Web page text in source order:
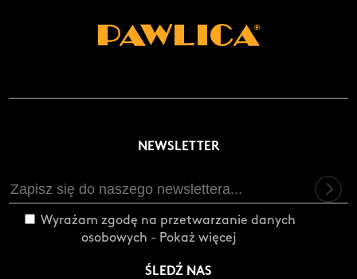
NEWSLETTER
Wyrażam zgodę na przetwarzanie danych
osobowych - Pokaż więcej
ŚLEDŹ NAS